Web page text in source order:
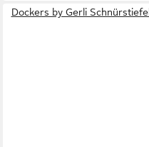
Dockers by Gerli Schnürstiefel